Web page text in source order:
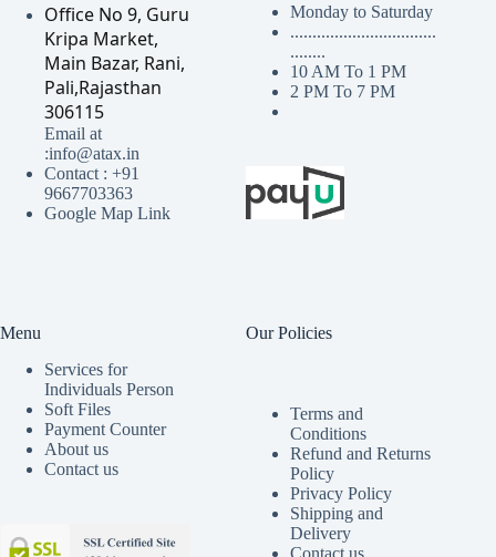
Office No 9, Guru
Kripa Market,
Main Bazar, Rani,
Pali,Rajasthan
306115
Email at
:info@atax.in
Contact : +91
9667703363
Google Map Link
Monday to Saturday
.................................
........
10 AM To 1 PM
2 PM To 7 PM
Menu
Services for
Individuals Person
Soft Files
Payment Counter
About us
Contact us
Our Policies
Terms and
Conditions
Refund and Returns
Policy
Privacy Policy
Shipping and
Delivery
Contact us